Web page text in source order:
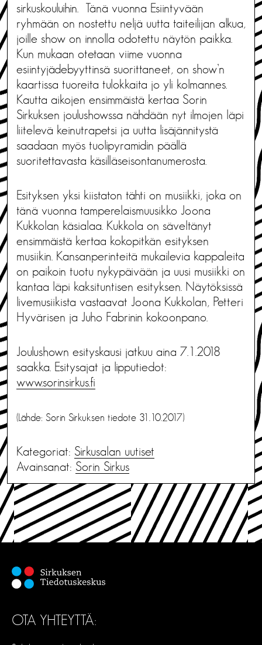
sirkuskouluihin. Tänä vuonna Esiintyvään
ryhmään on nostettu neljä uutta taiteilijan alkua,
joille show on innolla odotettu näytön paikka.
Kun mukaan otetaan viime vuonna
esiintyjädebyyttinsä suorittaneet, on show’n
kaartissa tuoreita tulokkaita jo yli kolmannes.
Kautta aikojen ensimmäistä kertaa Sorin
Sirkuksen joulushowssa nähdään nyt ilmojen läpi
liitelevä keinutrapetsi ja uutta lisäjännitystä
saadaan myös tuolipyramidin päällä
suoritettavasta käsilläseisontanumerosta.
Esityksen yksi kiistaton tähti on musiikki, joka on
tänä vuonna tamperelaismuusikko Joona
Kukkolan käsialaa. Kukkola on säveltänyt
ensimmäistä kertaa kokopitkän esityksen
musiikin. Kansanperinteitä mukailevia kappaleita
on paikoin tuotu nykypäivään ja uusi musiikki on
kantaa läpi kaksituntisen esityksen. Näytöksissä
livemusiikista vastaavat Joona Kukkolan, Petteri
Hyvärisen ja Juho Fabrinin kokoonpano.
Joulushown esityskausi jatkuu aina 7.1.2018
saakka. Esitysajat ja lipputiedot:
www.sorinsirkus.fi
(Lähde: Sorin Sirkuksen tiedote 31.10.2017)
Kategoriat: Sirkusalan uutiset
Avainsanat: Sorin Sirkus
OTA YHTEYTTÄ: